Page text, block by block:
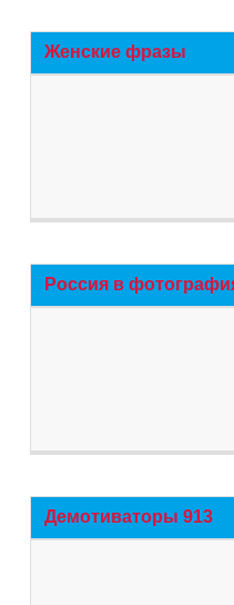
Женские фразы
Россия в
Демотиваторы 913